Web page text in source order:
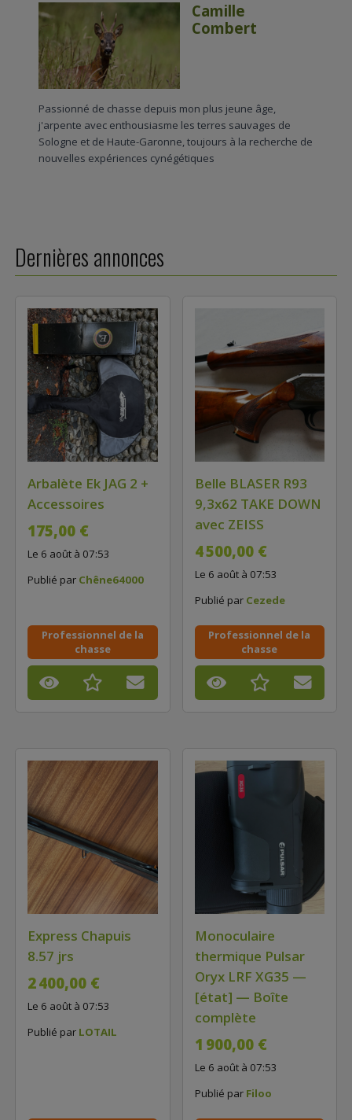
Camille
Combert
Passionné de chasse depuis mon plus jeune âge,
j'arpente avec enthousiasme les terres sauvages de
Sologne et de Haute-Garonne, toujours à la recherche de
nouvelles expériences cynégétiques
Dernières annonces
Arbalète Ek JAG 2 +
Accessoires
175,00 €
Le 6 août à 07:53
Publié par Chêne64000
Professionnel de la
chasse
Belle BLASER R93
9,3x62 TAKE DOWN
avec ZEISS
4 500,00 €
Le 6 août à 07:53
Publié par Cezede
Professionnel de la
chasse
Express Chapuis
8.57 jrs
2 400,00 €
Le 6 août à 07:53
Publié par LOTAIL
Monoculaire
thermique Pulsar
Oryx LRF XG35 —
[état] — Boîte
complète
1 900,00 €
Le 6 août à 07:53
Publié par Filoo